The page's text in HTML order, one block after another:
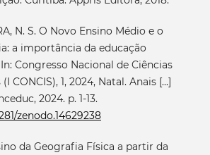
N. S. O Novo Ensino Médio e o
a importância da educação
Congresso Nacional de Ciências
CONCIS), 1, 2024, Natal. Anais [...]
2024. p. 1-13.
zenodo.14629238
da Geografia Física a partir da